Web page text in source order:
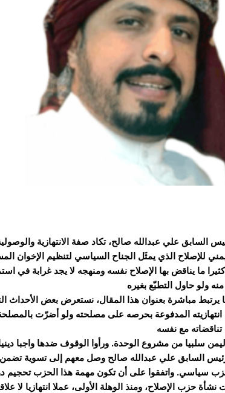
بإيعاز من الرئيس السابق علي عبدالله صالح، تكاد صفة الانتهازية
للإصلاح الذي يمثَل الجناح السياسي لتنظيم الإخوان
ما يناقض بها الإصلاح نفسه ومنهجه لا يجد غرابة في
مباشرة بعنوان هذا المقال، نستعرض بعض الأحداث
المدفوعة بحرصه على مصلحته ولو أضرّت بالمصلحة
سلبيا من مشروع الوحدة. ورأوا الوقوف ضدها واجبا
الرئيس السابق علي عبدالله صالح وصل معهم إلى تسوية
سياسي. واتفقوا على أن تكون مهمة هذا الحزب تحجيم
حزب الإصلاح، ومنذ الوهلة الأولى، عملا انتهازيا لا